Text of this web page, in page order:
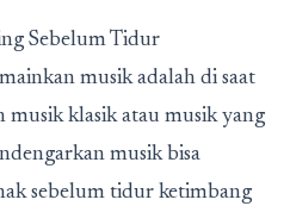
Sebelum Tidur
musik adalah di saat
klasik atau musik yang
musik bisa
sebelum tidur ketimbang